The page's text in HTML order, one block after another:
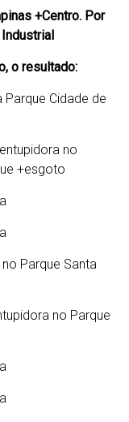
+Centro. Por
o resultado:
Parque Cidade de
no
+esgoto
Parque Santa
no Parque